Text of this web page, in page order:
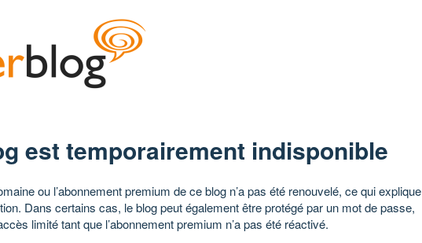
est temporairement indisponible
ou l’abonnement premium de ce blog n’a pas été renouvelé, ce qui explique
Dans certains cas, le blog peut également être protégé par un mot de passe,
limité tant que l’abonnement premium n’a pas été réactivé.